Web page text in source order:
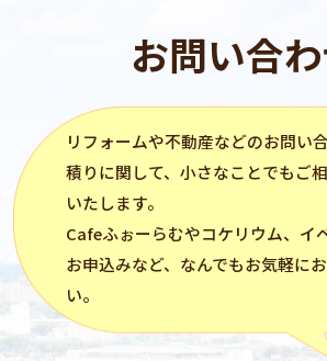
お問い合
リフォームや不動産などのお問い
積りに関して、小さなことでもご
いたします。
Cafeふぉーらむやコケリウム、イ
お申込みなど、なんでもお気軽に
い。